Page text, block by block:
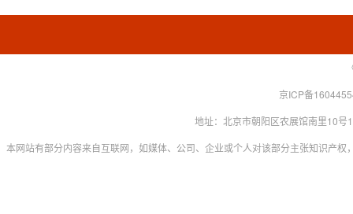
京ICP备
地址：北京市朝阳区农展馆南里10
本网站有部分内容来自互联网，如媒体、公司、企业或个人对该部分主张知识产